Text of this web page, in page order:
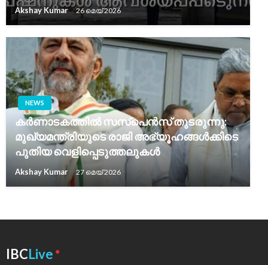
Akshay Kumar 26 മെയ്‌ 2026
NEWS
കർണാടകത്തിൽ സസ്പെൻസ് തുടരുന്നു:
മുഖ്യമന്ത്രിയുടെ രാജി അഭ്യൂഹങ്ങൾക്കിടെ
പുതിയ വെളിപ്പെടുത്തലുകൾ
Akshay Kumar 27 മെയ്‌ 2026
IBCLive ●